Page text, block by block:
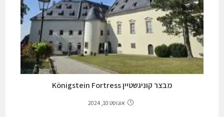
מבצר קוניגשטיין Königstein Fortress
אוגוסט 10, 2024